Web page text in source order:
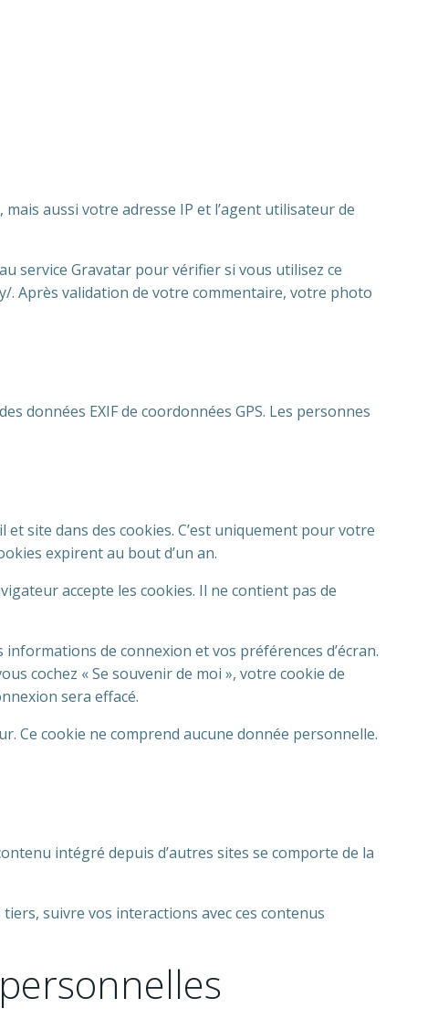
aussi votre adresse IP et l’agent utilisateur de
service Gravatar pour vérifier si vous utilisez ce
. Après validation de votre commentaire, votre photo
données EXIF de coordonnées GPS. Les personnes
site dans des cookies. C’est uniquement pour votre
expirent au bout d’un an.
accepte les cookies. Il ne contient pas de
de connexion et vos préférences d’écran.
cochez « Se souvenir de moi », votre cookie de
sera effacé.
Ce cookie ne comprend aucune donnée personnelle.
intégré depuis d’autres sites se comporte de la
suivre vos interactions avec ces contenus